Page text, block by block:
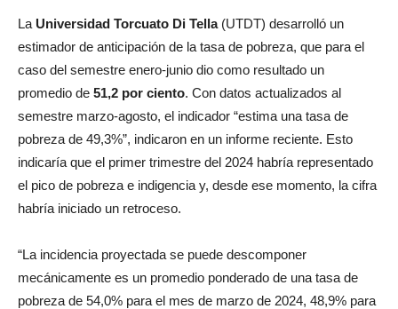
La Universidad Torcuato Di Tella(UTDT) desarrolló un
estimador de anticipación de la tasa de pobreza, que para el
caso del semestre enero-junio dio como resultado un
promedio de 51,2 por ciento. Con datos actualizados al
semestre marzo-agosto, el indicador “estima una tasa de
pobreza de 49,3%”, indicaron en un informe reciente. Esto
indicaría que el primer trimestre del 2024 habría representado
el pico de pobreza e indigencia y, desde ese momento, la cifra
habría iniciado un retroceso.
“La incidencia proyectada se puede descomponer
mecánicamente es un promedio ponderado de una tasa de
pobreza de 54,0% para el mes de marzo de 2024, 48,9% para